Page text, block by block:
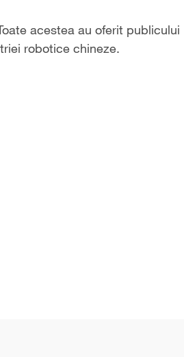
acestea au oferit publicului
robotice chineze.